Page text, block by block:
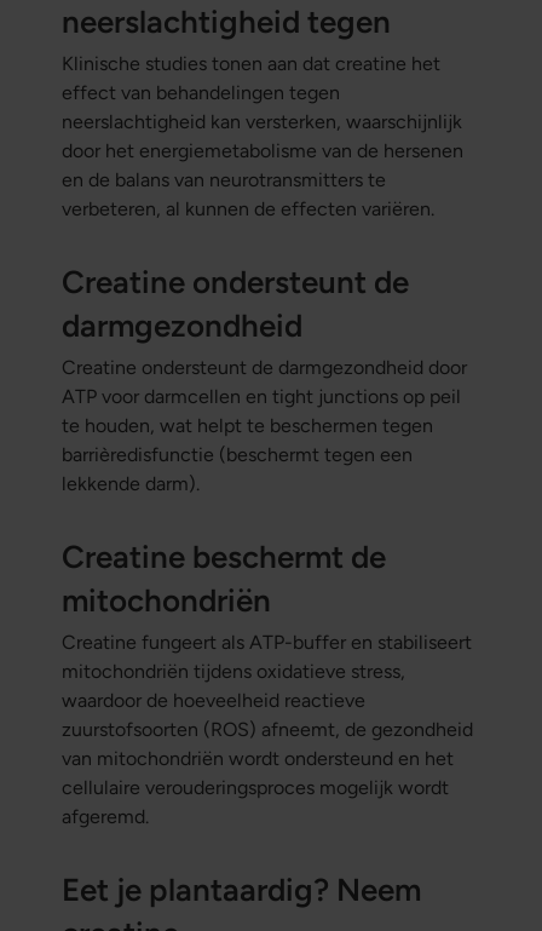
neerslachtigheid tegen
Klinische studies tonen aan dat creatine het
effect van behandelingen tegen
neerslachtigheid kan versterken, waarschijnlijk
door het energiemetabolisme van de hersenen
en de balans van neurotransmitters te
verbeteren, al kunnen de effecten variëren.
Creatine ondersteunt de
darmgezondheid
Creatine ondersteunt de darmgezondheid door
ATP voor darmcellen en tight junctions op peil
te houden, wat helpt te beschermen tegen
barrièredisfunctie (beschermt tegen een
lekkende darm).
Creatine beschermt de
mitochondriën
Creatine fungeert als ATP-buffer en stabiliseert
mitochondriën tijdens oxidatieve stress,
waardoor de hoeveelheid reactieve
zuurstofsoorten (ROS) afneemt, de gezondheid
van mitochondriën wordt ondersteund en het
cellulaire verouderingsproces mogelijk wordt
afgeremd.
Eet je plantaardig? Neem